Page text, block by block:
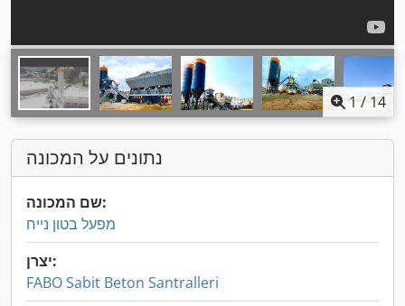
1 /14
נתונים על המכונה
שם המכונה:
מפעל בטון נייח
יצרן:
FABO Sabit Beton Santralleri